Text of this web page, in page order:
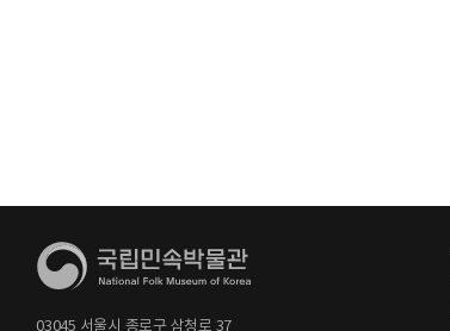
03045 서울시 종로구 삼청로 37